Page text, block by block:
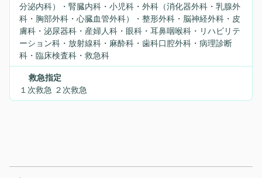
分泌内科）・腎臓内科・小児科・外科（消化器外科・乳腺外
科・胸部外科・心臓血管外科）・整形外科・脳神経外科・皮
膚科・泌尿器科・産婦人科・眼科・耳鼻咽喉科・リハビリテ
ーション科・放射線科・麻酔科・歯科口腔外科・病理診断
科・臨床検査科・救急科
救急指定
１次救急 ２次救急